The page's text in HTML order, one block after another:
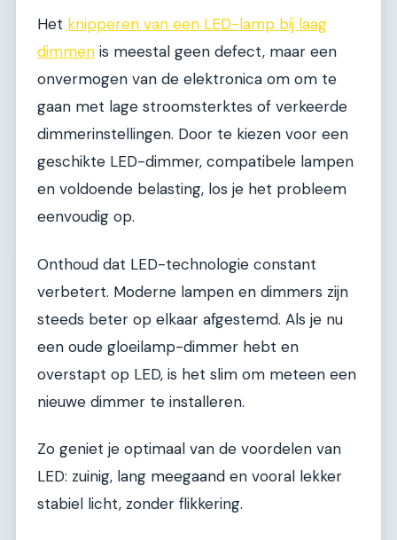
Het knipperen van een LED-lamp bij laag
dimmen is meestal geen defect, maar een
onvermogen van de elektronica om om te
gaan met lage stroomsterktes of verkeerde
dimmerinstellingen. Door te kiezen voor een
geschikte LED-dimmer, compatibele lampen
en voldoende belasting, los je het probleem
eenvoudig op.
Onthoud dat LED-technologie constant
verbetert. Moderne lampen en dimmers zijn
steeds beter op elkaar afgestemd. Als je nu
een oude gloeilamp-dimmer hebt en
overstapt op LED, is het slim om meteen een
nieuwe dimmer te installeren.
Zo geniet je optimaal van de voordelen van
LED: zuinig, lang meegaand en vooral lekker
stabiel licht, zonder flikkering.